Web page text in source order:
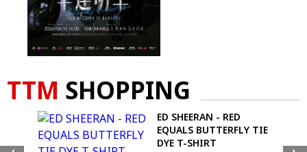
TTM SHOPPING
ED SHEERAN - RED
EQUALS BUTTERFLY TIE
DYE T-SHIRT